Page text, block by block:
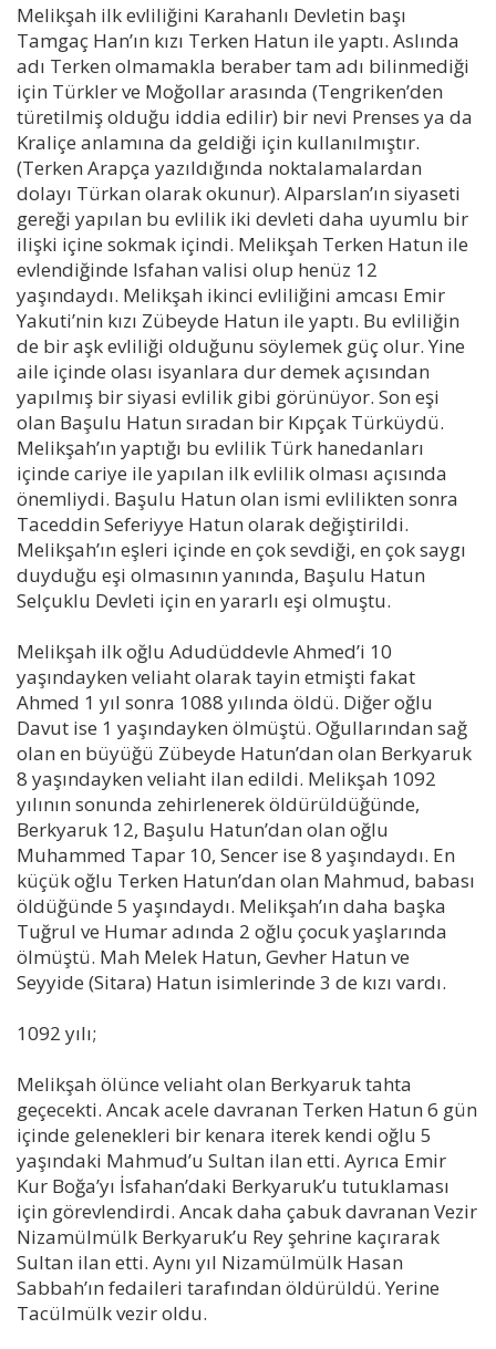
Melikşah ilk evliliğini Karahanlı Devletin başı
Tamgaç Han’ın kızı Terken Hatun ile yaptı. Aslında
adı Terken olmamakla beraber tam adı bilinmediği
için Türkler ve Moğollar arasında (Tengriken’den
türetilmiş olduğu iddia edilir) bir nevi Prenses ya da
Kraliçe anlamına da geldiği için kullanılmıştır.
(Terken Arapça yazıldığında noktalamalardan
dolayı Türkan olarak okunur). Alparslan’ın siyaseti
gereği yapılan bu evlilik iki devleti daha uyumlu bir
ilişki içine sokmak içindi. Melikşah Terken Hatun ile
evlendiğinde Isfahan valisi olup henüz 12
yaşındaydı. Melikşah ikinci evliliğini amcası Emir
Yakuti’nin kızı Zübeyde Hatun ile yaptı. Bu evliliğin
de bir aşk evliliği olduğunu söylemek güç olur. Yine
aile içinde olası isyanlara dur demek açısından
yapılmış bir siyasi evlilik gibi görünüyor. Son eşi
olan Başulu Hatun sıradan bir Kıpçak Türküydü.
Melikşah’ın yaptığı bu evlilik Türk hanedanları
içinde cariye ile yapılan ilk evlilik olması açısında
önemliydi. Başulu Hatun olan ismi evlilikten sonra
Taceddin Seferiyye Hatun olarak değiştirildi.
Melikşah’ın eşleri içinde en çok sevdiği, en çok saygı
duyduğu eşi olmasının yanında, Başulu Hatun
Selçuklu Devleti için en yararlı eşi olmuştu.
Melikşah ilk oğlu Adudüddevle Ahmed’i 10
yaşındayken veliaht olarak tayin etmişti fakat
Ahmed 1 yıl sonra 1088 yılında öldü. Diğer oğlu
Davut ise 1 yaşındayken ölmüştü. Oğullarından sağ
olan en büyüğü Zübeyde Hatun’dan olan Berkyaruk
8 yaşındayken veliaht ilan edildi. Melikşah 1092
yılının sonunda zehirlenerek öldürüldüğünde,
Berkyaruk 12, Başulu Hatun’dan olan oğlu
Muhammed Tapar 10, Sencer ise 8 yaşındaydı. En
küçük oğlu Terken Hatun’dan olan Mahmud, babası
öldüğünde 5 yaşındaydı. Melikşah’ın daha başka
Tuğrul ve Humar adında 2 oğlu çocuk yaşlarında
ölmüştü. Mah Melek Hatun, Gevher Hatun ve
Seyyide (Sitara) Hatun isimlerinde 3 de kızı vardı.
1092 yılı;
Melikşah ölünce veliaht olan Berkyaruk tahta
geçecekti. Ancak acele davranan Terken Hatun 6 gün
içinde gelenekleri bir kenara iterek kendi oğlu 5
yaşındaki Mahmud’u Sultan ilan etti. Ayrıca Emir
Kur Boğa’yı İsfahan’daki Berkyaruk’u tutuklaması
için görevlendirdi. Ancak daha çabuk davranan Vezir
Nizamülmülk Berkyaruk’u Rey şehrine kaçırarak
Sultan ilan etti. Aynı yıl Nizamülmülk Hasan
Sabbah’ın fedaileri tarafından öldürüldü. Yerine
Tacülmülk vezir oldu.